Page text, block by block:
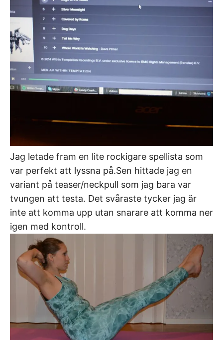
Jag letade fram en lite rockigare spellista som
var perfekt att lyssna på.Sen hittade jag en
variant på teaser/neckpull som jag bara var
tvungen att testa. Det svåraste tycker jag är
inte att komma upp utan snarare att komma ner
igen med kontroll.